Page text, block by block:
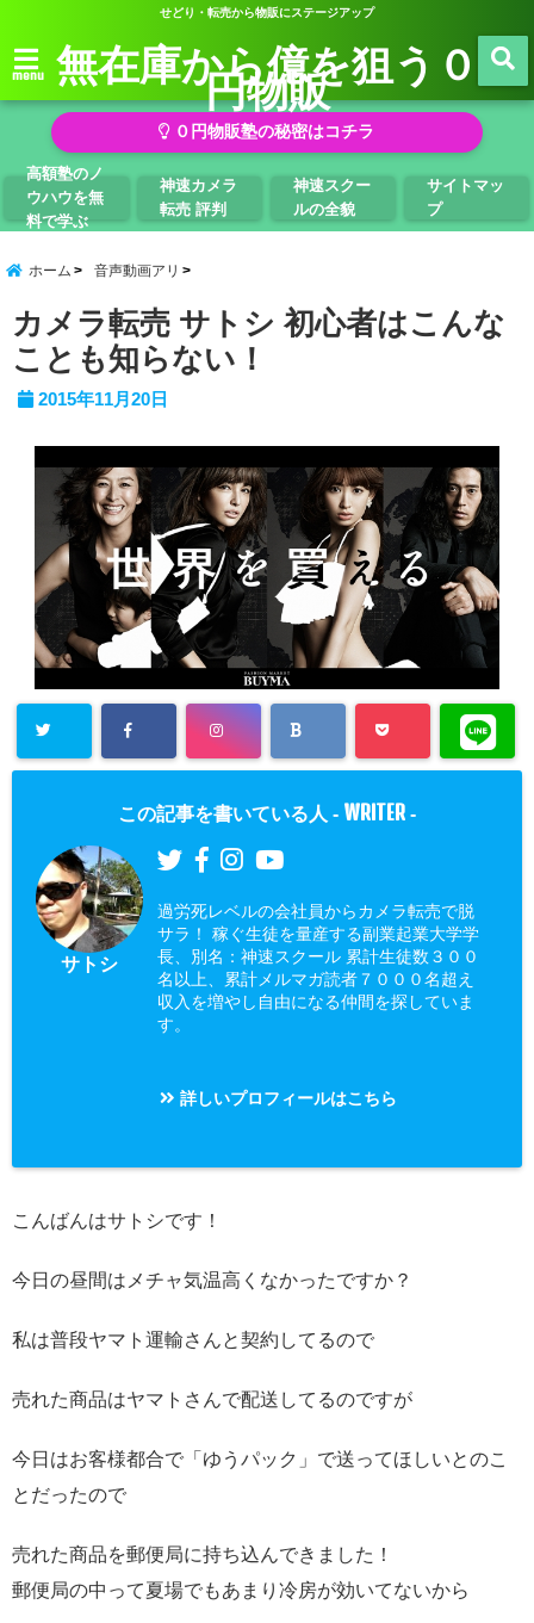
せどり・転売から物販にステージアップ
menu 無在庫から億を狙う０
円物販
０円物販塾の秘密はコチラ
高額塾のノ
ウハウを無
料で学ぶ
神速カメラ
転売 評判
神速スクー
ルの全貌
サイトマッ
プ
ホーム 音声動画アリ
カメラ転売 サトシ 初心者はこんな
ことも知らない！
2015年11月20日
この記事を書いている人 - WRITER -
サトシ
過労死レベルの会社員からカメラ転売で脱
サラ！ 稼ぐ生徒を量産する副業起業大学学
長、別名：神速スクール 累計生徒数３００
名以上、累計メルマガ読者７０００名超え
収入を増やし自由になる仲間を探していま
す。
詳しいプロフィールはこちら
こんばんはサトシです！
今日の昼間はメチャ気温高くなかったですか？
私は普段ヤマト運輸さんと契約してるので
売れた商品はヤマトさんで配送してるのですが
今日はお客様都合で「ゆうパック」で送ってほしいとのこ
とだったので
売れた商品を郵便局に持ち込んできました！
郵便局の中って夏場でもあまり冷房が効いてないから